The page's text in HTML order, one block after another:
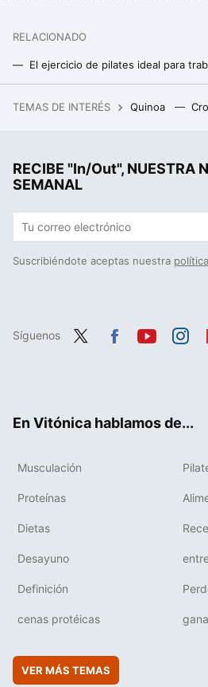
RELACIONADO
TEMAS DE INTERÉS Quinoa
RECIBE "In/Out", NUESTRA
SEMANAL
Suscribiéndote aceptas nuestra
Síguenos
En Vitónica hablamos de...
Musculación
Proteínas
Dietas
Desayuno
Definición
cenas protéicas
VER MÁS TEMAS